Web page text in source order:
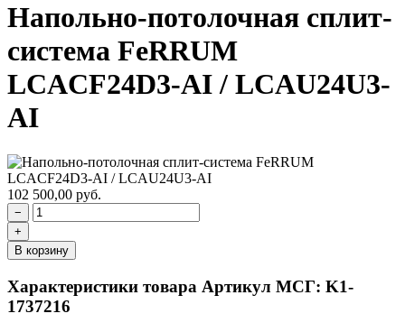
Напольно-потолочная сплит-
система FeRRUM
LCACF24D3-AI / LCAU24U3-
AI
102 500,00 руб.
−
+
В корзину
Характеристики товара Артикул МСГ: K1-
1737216